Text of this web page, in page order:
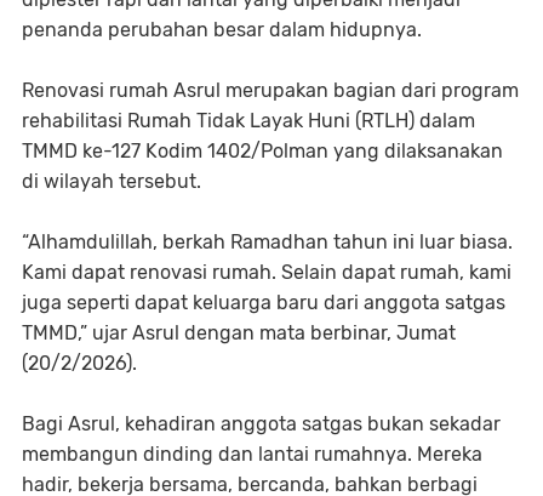
penanda perubahan besar dalam hidupnya.
Renovasi rumah Asrul merupakan bagian dari program
rehabilitasi Rumah Tidak Layak Huni (RTLH) dalam
TMMD ke-127 Kodim 1402/Polman yang dilaksanakan
di wilayah tersebut.
“Alhamdulillah, berkah Ramadhan tahun ini luar biasa.
Kami dapat renovasi rumah. Selain dapat rumah, kami
juga seperti dapat keluarga baru dari anggota satgas
TMMD,” ujar Asrul dengan mata berbinar, Jumat
(20/2/2026).
Bagi Asrul, kehadiran anggota satgas bukan sekadar
membangun dinding dan lantai rumahnya. Mereka
hadir, bekerja bersama, bercanda, bahkan berbagi